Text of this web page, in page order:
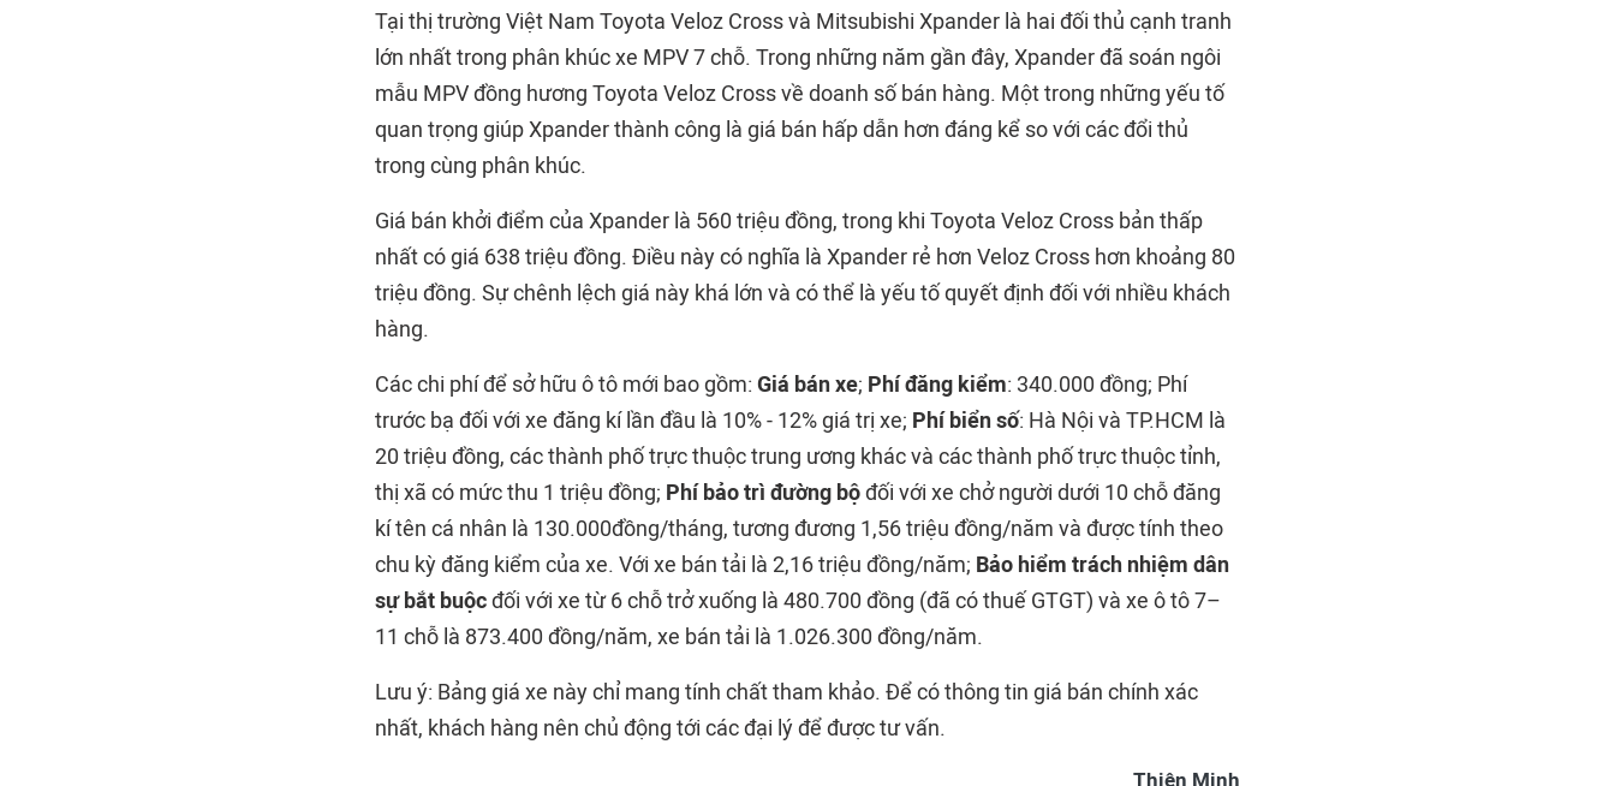
Tại thị trường Việt Nam Toyota Veloz Cross và Mitsubishi Xpander là hai đối thủ cạnh tranh
lớn nhất trong phân khúc xe MPV 7 chỗ. Trong những năm gần đây, Xpander đã soán ngôi
mẫu MPV đồng hương Toyota Veloz Cross về doanh số bán hàng. Một trong những yếu tố
quan trọng giúp Xpander thành công là giá bán hấp dẫn hơn đáng kể so với các đổi thủ
trong cùng phân khúc.
Giá bán khởi điểm của Xpander là 560 triệu đồng, trong khi Toyota Veloz Cross bản thấp
nhất có giá 638 triệu đồng. Điều này có nghĩa là Xpander rẻ hơn Veloz Cross hơn khoảng 80
triệu đồng. Sự chênh lệch giá này khá lớn và có thể là yếu tố quyết định đối với nhiều khách
hàng.
Các chi phí để sở hữu ô tô mới bao gồm: Giá bán xe; Phí đăng kiểm: 340.000 đồng; Phí
trước bạ đối với xe đăng kí lần đầu là 10% - 12% giá trị xe; Phí biển số: Hà Nội và TP.HCM là
20 triệu đồng, các thành phố trực thuộc trung ương khác và các thành phố trực thuộc tỉnh,
thị xã có mức thu 1 triệu đồng; Phí bảo trì đường bộđối với xe chở người dưới 10 chỗ đăng
kí tên cá nhân là 130.000đồng/tháng, tương đương 1,56 triệu đồng/năm và được tính theo
chu kỳ đăng kiểm của xe. Với xe bán tải là 2,16 triệu đồng/năm; Bảo hiểm trách nhiệm dân
sự bắt buộcđối với xe từ 6 chỗ trở xuống là 480.700 đồng (đã có thuế GTGT) và xe ô tô 7–
11 chỗ là 873.400 đồng/năm, xe bán tải là 1.026.300 đồng/năm.
Lưu ý: Bảng giá xe này chỉ mang tính chất tham khảo. Để có thông tin giá bán chính xác
nhất, khách hàng nên chủ động tới các đại lý để được tư vấn.
Thiện Minh